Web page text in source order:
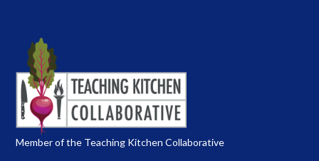
Member of the Teaching Kitchen Collaborative